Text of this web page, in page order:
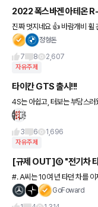
2022 폭스바겐 아테온
진짜 멋지네요 👍 바람
정형돈
7
8 2,607
자유주제
타이칸 GTS 출시!!!
4S는 아쉽고, 터보는 부담스
00km/h 3.7초 괴물입니다)
3 6 1,696
자유주제
[규제 OUT]⑤ "전기차 타
#. A씨는 10여 년 타던 차를 이
따져보면 영 불안하다. 아직은
GoFoward